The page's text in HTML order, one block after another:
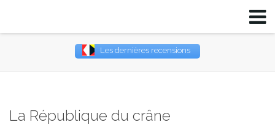
Les dernières recensions
La République du crâne